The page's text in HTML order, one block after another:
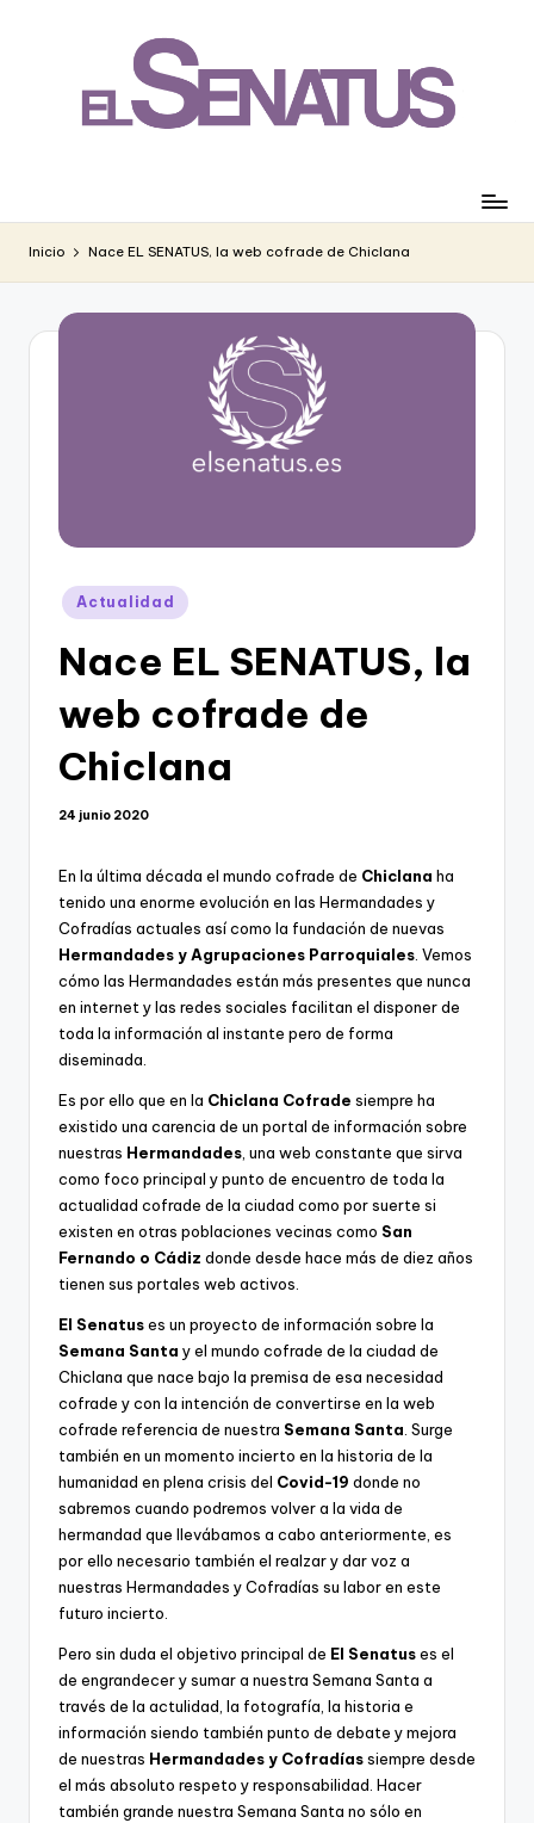
Inicio Nace EL SENATUS, la web cofrade de Chiclana
Publicado
en
Actualidad
Nace EL SENATUS, la
web cofrade de
Chiclana
24 junio 2020
En la última década el mundo cofrade de Chiclana ha
tenido una enorme evolución en las Hermandades y
Cofradías actuales así como la fundación de nuevas
Hermandades y Agrupaciones Parroquiales. Vemos
cómo las Hermandades están más presentes que nunca
en internet y las redes sociales facilitan el disponer de
toda la información al instante pero de forma
diseminada.
Es por ello que en la Chiclana Cofrade siempre ha
existido una carencia de un portal de información sobre
nuestras Hermandades, una web constante que sirva
como foco principal y punto de encuentro de toda la
actualidad cofrade de la ciudad como por suerte si
existen en otras poblaciones vecinas como San
Fernando o Cádiz donde desde hace más de diez años
tienen sus portales web activos.
El Senatuses un proyecto de información sobre la
Semana Santa y el mundo cofrade de la ciudad de
Chiclana que nace bajo la premisa de esa necesidad
cofrade y con la intención de convertirse en la web
cofrade referencia de nuestra Semana Santa. Surge
también en un momento incierto en la historia de la
humanidad en plena crisis del Covid-19 donde no
sabremos cuando podremos volver a la vida de
hermandad que llevábamos a cabo anteriormente, es
por ello necesario también el realzar y dar voz a
nuestras Hermandades y Cofradías su labor en este
futuro incierto.
Pero sin duda el objetivo principal de El Senatuses el
de engrandecer y sumar a nuestra Semana Santa a
través de la actulidad, la fotografía, la historia e
información siendo también punto de debate y mejora
de nuestras Hermandades y Cofradíassiempre desde
el más absoluto respeto y responsabilidad. Hacer
también grande nuestra Semana Santa no sólo en